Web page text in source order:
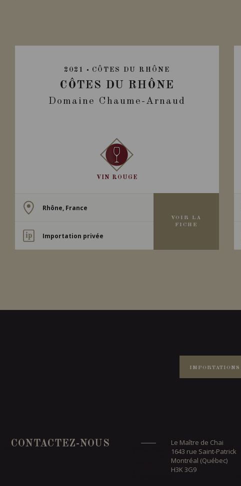
2021 CÔTES DU RHÔNE
CÔTES DU RHÔNE
Domaine Chaume-Arnaud
VIN ROUGE
Rhône, France
Importation privée
VOIR LA
FICHE
CONTACTEZ-NOUS
Le Maître de Chai
1643 rue Saint-Patrick
Montréal (Québec)
H3K 3G9